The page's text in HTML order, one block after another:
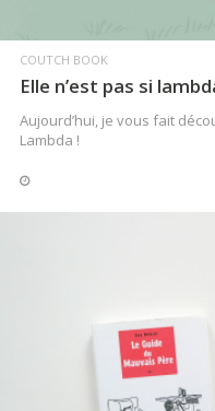
COUTCH BOOK
Elle n’est pas si
Aujourd’hui, je vous fait
Lambda !